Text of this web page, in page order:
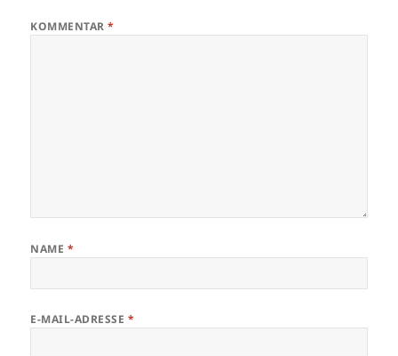
KOMMENTAR*
NAME *
E-MAIL-ADRESSE *